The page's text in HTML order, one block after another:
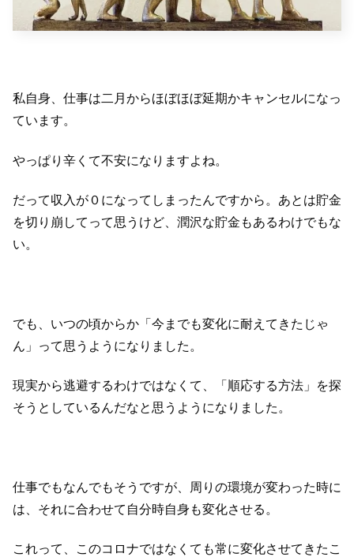
私自身、仕事は二月からほぼほぼ延期かキャンセルになっ
ています。
やっぱり辛くて不安になりますよね。
だって収入が０になってしまったんですから。あとは貯金
を切り崩してって思うけど、潤沢な貯金もあるわけでもな
い。
でも、いつの頃からか「今までも変化に耐えてきたじゃ
ん」って思うようになりました。
現実から逃避するわけではなくて、「順応する方法」を探
そうとしているんだなと思うようになりました。
仕事でもなんでもそうですが、周りの環境が変わった時に
は、それに合わせて自分時自身も変化させる。
これって、このコロナではなくても常に変化させてきたこ